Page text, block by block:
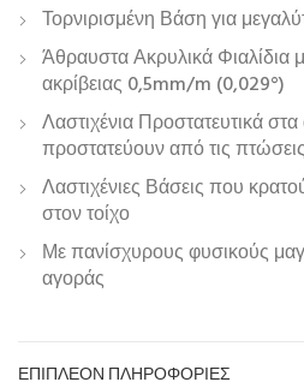
Τορνιρισμένη Βάση για
Άθραυστα Ακρυλικά Φιαλίδια
ακρίβειας 0,5mm/m (0,029°)
Λαστιχένια Προστατευτικά
προστατεύουν από τις πτώσεις
Λαστιχένιες Βάσεις που
στον τοίχο
Με πανίσχυρους φυσικούς
αγοράς
ΕΠΙΠΛΈΟΝ ΠΛΗΡΟΦΟΡΊΕΣ